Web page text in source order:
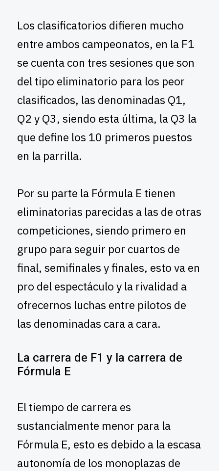
Los clasificatorios difieren mucho
entre ambos campeonatos, en la F1
se cuenta con tres sesiones que son
del tipo eliminatorio para los peor
clasificados, las denominadas Q1,
Q2 y Q3, siendo esta última, la Q3 la
que define los 10 primeros puestos
en la parrilla.
Por su parte la Fórmula E tienen
eliminatorias parecidas a las de otras
competiciones, siendo primero en
grupo para seguir por cuartos de
final, semifinales y finales, esto va en
pro del espectáculo y la rivalidad a
ofrecernos luchas entre pilotos de
las denominadas cara a cara.
La carrera de F1 y la carrera de
Fórmula E
El tiempo de carrera es
sustancialmente menor para la
Fórmula E, esto es debido a la escasa
autonomía de los monoplazas de